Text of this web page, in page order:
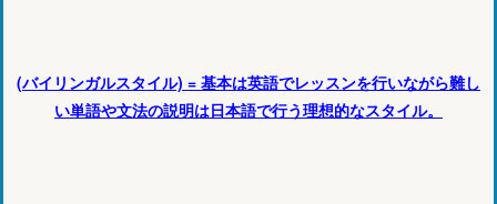
(バイリンガルスタイル) = 基本は英語でレッスンを行いながら難し
い単語や文法の説明は日本語で行う理想的なスタイル。